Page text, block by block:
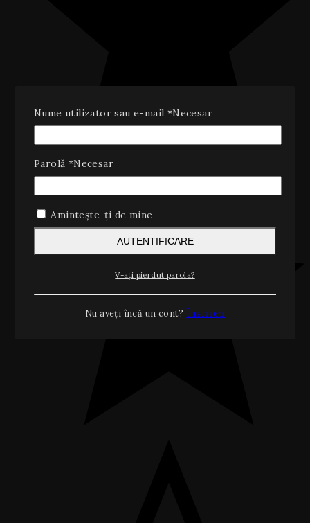
Nume utilizator sau e-mail *Necesar
Parolă *Necesar
Amintește-ți de mine
AUTENTIFICARE
V-ați pierdut parola?
Nu aveți încă un cont? Înscrieți